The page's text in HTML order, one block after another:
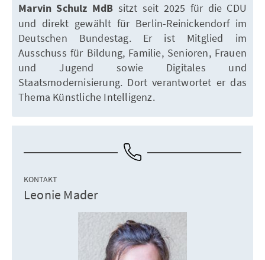
Marvin Schulz MdB sitzt seit 2025 für die CDU
und direkt gewählt für Berlin-Reinickendorf im
Deutschen Bundestag. Er ist Mitglied im
Ausschuss für Bildung, Familie, Senioren, Frauen
und Jugend sowie Digitales und
Staatsmodernisierung. Dort verantwortet er das
Thema Künstliche Intelligenz.
KONTAKT
Leonie Mader